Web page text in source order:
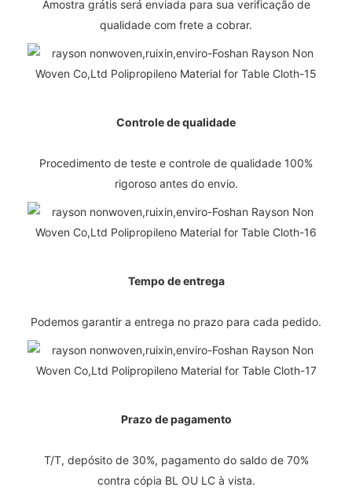
Amostra grátis será enviada para sua verificação de
qualidade com frete a cobrar.
Controle de qualidade
Procedimento de teste e controle de qualidade 100%
rigoroso antes do envio.
Tempo de entrega
Podemos garantir a entrega no prazo para cada pedido.
Prazo de pagamento
T/T, depósito de 30%, pagamento do saldo de 70%
contra cópia BL OU LC à vista.